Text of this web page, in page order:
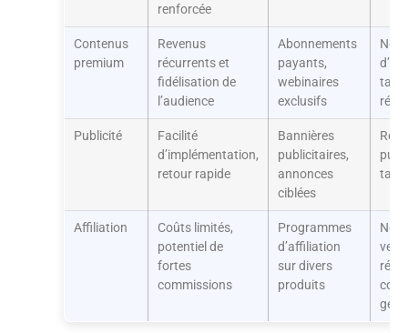
renforcée
Contenus
premium
Revenus
récurrents et
fidélisation de
l’audience
Abonnements
payants,
webinaires
exclusifs
taux
Publicité
Facilité
d’implémentation,
retour rapide
Bannières
publicitaires,
annonces
ciblées
taux
Affiliation
Coûts limités,
potentiel de
fortes
commissions
Programmes
d’affiliation
sur divers
produits